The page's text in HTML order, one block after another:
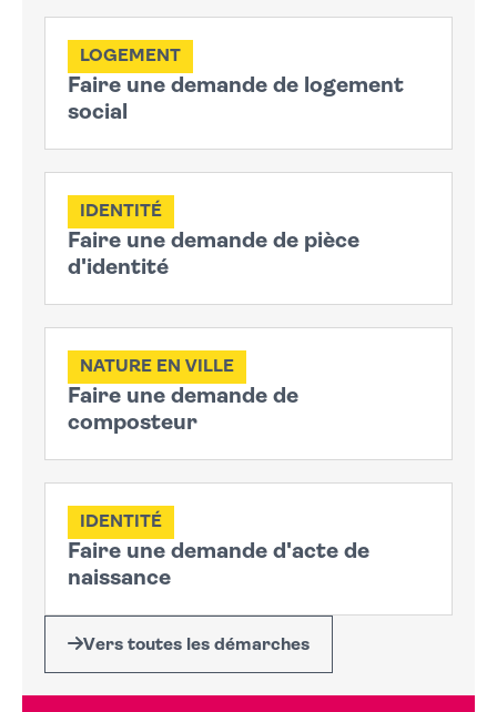
Faire une demande de logement
social
LOGEMENT
Faire une demande de pièce
d'identité
IDENTITÉ
Faire une demande de
composteur
NATURE EN VILLE
Faire une demande d'acte de
naissance
IDENTITÉ
Vers toutes les démarches